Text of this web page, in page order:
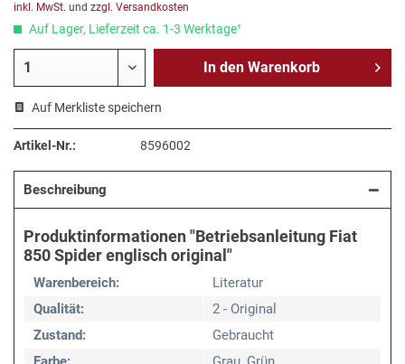
inkl. MwSt. und zzgl. Versandkosten
Auf Lager, Lieferzeit ca. 1-3 Werktage¹
In den Warenkorb
Auf Merkliste speichern
Artikel-Nr.: 8596002
Beschreibung
Produktinformationen "Betriebsanleitung Fiat
850 Spider englisch original"
Warenbereich:
Literatur
Qualität:
2 - Original
Zustand:
Gebraucht